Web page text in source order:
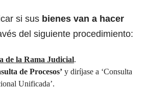
si sus bienes van a hacer
del siguiente procedimiento:
de la Rama Judicial.
de Procesos’ y diríjase a ‘Consulta
Unificada’.